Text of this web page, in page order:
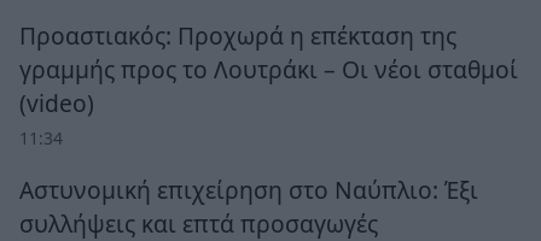
Προαστιακός: Προχωρά η επέκταση της
γραμμής προς το Λουτράκι – Οι νέοι σταθμοί
(video)
11:34
Αστυνομική επιχείρηση στο Ναύπλιο: Έξι
συλλήψεις και επτά προσαγωγές